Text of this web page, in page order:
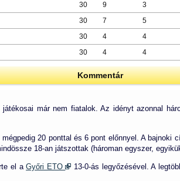
30 9 3
30 7 5
30 4 4
30 4 4
Kommentár
már nem fiatalok. Az idényt azonnal
20 ponttal és 6 pont előnnyel. A bajnoki
18-an játszottak (hároman egyszer,
el aGyőri ETO 13-0-ás legyőzésével. A